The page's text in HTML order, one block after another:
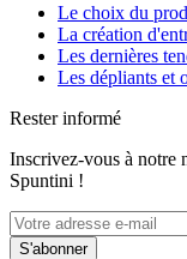
Le choix du
La création
Les dernières
Les dépliants et
Rester informé
Inscrivez-vous à notre
Spuntini !
S'abonner